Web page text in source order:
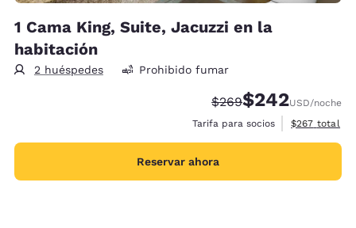
1 Cama King, Suite, Jacuzzi en la
habitación
2 huéspedes Prohibido fumar
Precio tachado:
$269Precio con
$242USD/noche
Tarifa para socios
Ver detalles
$267 total
Reservar ahora